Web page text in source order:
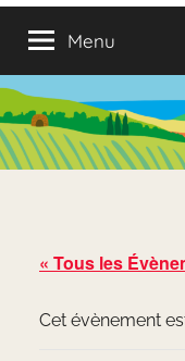
Menu
« Tous les
Cet évènement